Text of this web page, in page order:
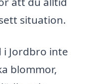
situation.
Jordbro inte
blommor,